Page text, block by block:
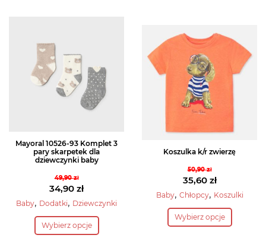
można
wybrać
na
stronie
wariantów.
Opcje
można
wybrać
na
stronie
Mayoral 10526-93 Komplet 3
pary skarpetek dla
dziewczynki baby
49,90zł
Pierwotna
cena
wynosiła:
49,90 zł.
34,90 zł
Aktualna
cena
wynosi:
Baby, Dodatki, Dziewczynki
Wybierz opcje
Ten
produkt
Koszulka k/r zwierzę
50,90zł
Pierwotna
cena
wynosiła:
50,90 zł.
35,60 zł
Aktualna
cena
wynosi:
Baby, Chłopcy, Koszulki
Wybierz opcje
Ten
produkt